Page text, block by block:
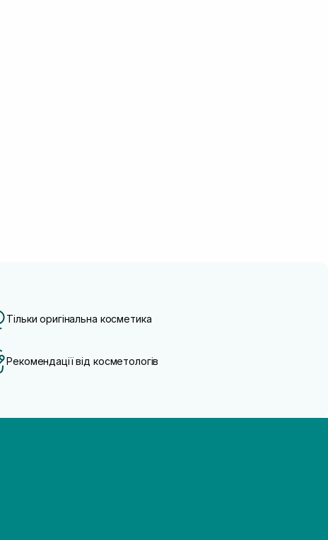
Тільки оригінальна косметика
Рекомендації від косметологів